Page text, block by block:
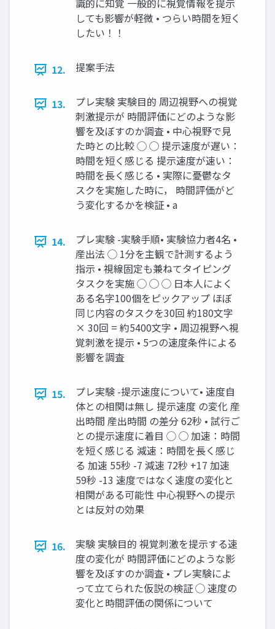
識的に知覚 一般的に視覚情報を提示
しても影響が軽微 • つらい時間を短く
したい！！
12. 提案手法
13.
プレ実験 実験目的 周辺視野への視覚
刺激提示が 時間評価にどのような影
響を及ぼすのか調査 • 中心視野で見
た時との比較 ◯ ◯ 提示速度が遅い：
時間を短く感じる 提示速度が速い：
時間を長く感じる • 実際に憂鬱なタ
スクを実施した時に， 時間評価がど
う変化するかを検証 • a
14.
プレ実験 -実験手順• 実験協力者4名 •
産出法 ◯ 1分を主観で計測するよう
指示 • 視線固定も兼ねてタイピング
タスクを実施 ◯ ◯ ◯ 日本人によく
ある名字100個をピックアップ ほぼ
同じ内容のタスクを30回 約180文字
× 30回 = 約5400文字 • 周辺視野へ視
覚刺激を提示 • 5つの速度条件による
影響を調査
15.
プレ実験 -提示速度について• 速度自
体との相関は無し 提示速度 の変化 産
出時間 産出時間 の差分 62秒 • 試行ご
との提示速度に着目 ◯ ◯ 加速：時間
を短く感じる 減速：時間を長く感じ
る 加速 55秒 -7 減速 72秒 +17 加速
59秒 -13 速度ではなく速度の変化と
相関がある可能性 中心視野への提示
とは反対の効果
16.
実験 実験目的 視覚刺激を提示する速
度の変化が 時間評価にどのような影
響を及ぼすのか調査 • プレ実験によ
って立てられた仮説の検証 ◯ 速度の
変化と時間評価の関係について